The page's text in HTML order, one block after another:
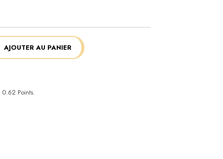
AJOUTER AU PANIER
0.62 Points.